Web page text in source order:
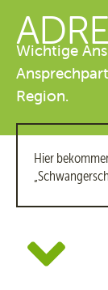
Wichtige
Region.
Hier